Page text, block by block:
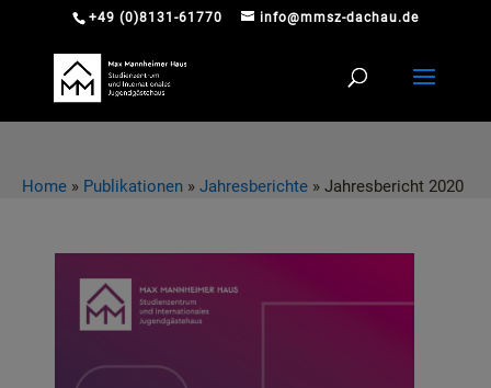
+49 (0)8131-61770 info@mmsz-dachau.de
Home » Publikationen » Jahresberichte » Jahresbericht 2020